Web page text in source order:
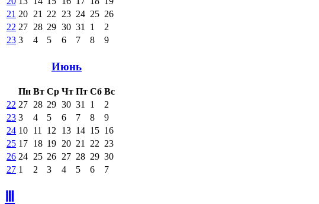
21 20 21 22 23 24 25 26
22 27 28 29 30 31 1
2
23 3 4 5 6 7 8 9
Июнь
Пн Вт Ср Чт Пт Сб Вс
22 27 28 29 30 31 1
2
23 3 4 5 6 7 8
9
24 10 11 12 13 14 15 16
25 17 18 19 20 21 22 23
26 24 25 26 27 28 29 30
27 1 2 3 4 5 6 7